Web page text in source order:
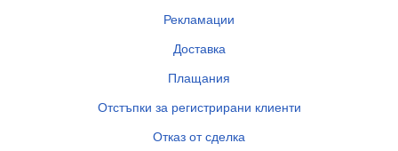
Рекламации
Доставка
Плащания
Отстъпки за регистрирани клиенти
Отказ от сделка